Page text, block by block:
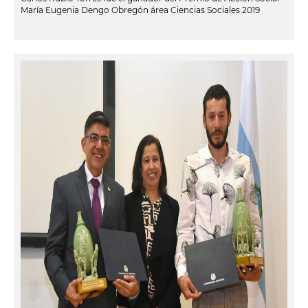
María Eugenia Dengo Obregón área Ciencias Sociales 2019